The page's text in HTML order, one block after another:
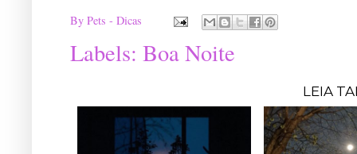
By Pets - Dicas
Labels: Boa Noite
LEIA